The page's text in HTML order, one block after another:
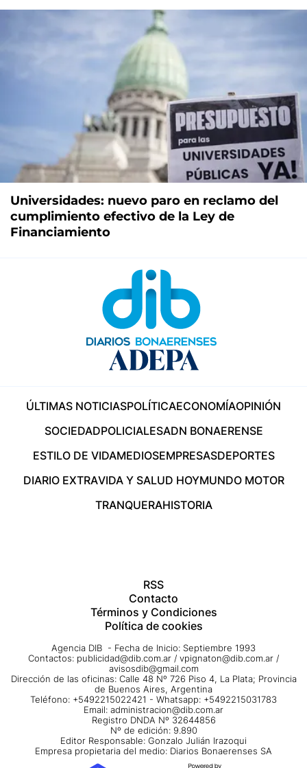
Universidades: nuevo paro en reclamo del
cumplimiento efectivo de la Ley de
Financiamiento
ÚLTIMAS NOTICIASPOLÍTICAECONOMÍAOPINIÓN
SOCIEDADPOLICIALESADN BONAERENSE
ESTILO DE VIDAMEDIOSEMPRESASDEPORTES
DIARIO EXTRAVIDA Y SALUD HOYMUNDO MOTOR
TRANQUERAHISTORIA
RSS
Contacto
Términos y Condiciones
Política de cookies
Agencia DIB - Fecha de Inicio: Septiembre 1993
Contactos: publicidad@dib.com.ar / vpignaton@dib.com.ar /
avisosdib@gmail.com
Dirección de las oficinas: Calle 48 Nº 726 Piso 4, La Plata; Provincia
de Buenos Aires, Argentina
Teléfono: +5492215022421 - Whatsapp: +5492215031783
Email: administracion@dib.com.ar
Registro DNDA Nº 32644856
Nº de edición: 9.890
Editor Responsable: Gonzalo Julián Irazoqui
Empresa propietaria del medio: Diarios Bonaerenses SA